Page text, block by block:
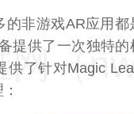
的非游戏AR应用
提供了一次独特
供了针对Magic
网（